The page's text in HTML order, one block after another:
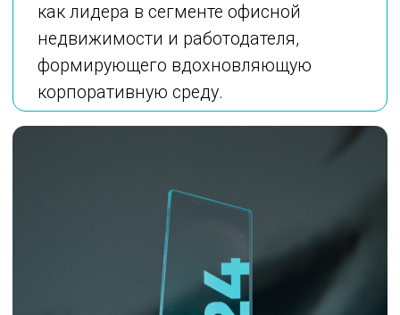
собирает ведущих девелоперов,
архитекторов, операторов сервисных
офисов и корпоративных заказчиков.
Победителям вручается дизайнерская
стелла и диплом с указанием
номинации, названия проекта или